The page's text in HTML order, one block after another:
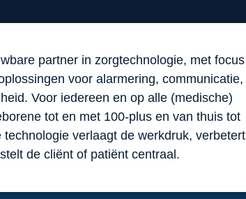
partner in zorgtechnologie, met focus
voor alarmering, communicatie,
Voor iedereen en op alle (medische)
tot en met 100-plus en van thuis tot
verlaagt de werkdruk, verbetert
de cliënt of patiënt centraal.